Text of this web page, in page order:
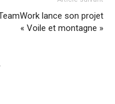
lance son projet
« Voile et montagne »